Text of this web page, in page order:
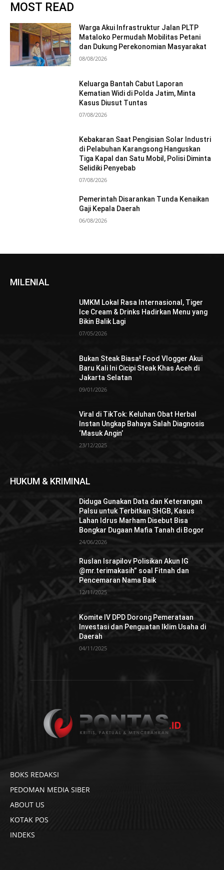
MOST READ
Warga Akui Infrastruktur Jalan PLTP
Mataloko Permudah Mobilitas Petani
dan Dukung Perekonomian Masyarakat
08/08/2026
Keluarga Bantah Cabut Laporan
Kematian Widi di Polda Jatim, Minta
Kasus Diusut Tuntas
07/08/2026
Kebakaran Saat Pengisian Solar Industri
di Pelabuhan Karangsong Hanguskan
Tiga Kapal dan Satu Mobil, Polisi Diminta
Selidiki Penyebab
07/08/2026
Pemerintah Disarankan Tunda Kenaikan
Gaji Kepala Daerah
06/08/2026
MILENIAL
UMKM Lokal Rasa Internasional, Tiger
Ice Cream & Drinks Hadirkan Menu yang
Bikin Balik Lagi
07/05/2026
Bukan Steak Biasa! Food Vlogger Akui
Baru Kali Ini Cicipi Steak Khas Aceh di
Jakarta Selatan
09/01/2026
Viral di TikTok: Keluhan Obat Herbal
Instan Ungkap Bahaya Salah Diagnosis
‘Masuk Angin’
23/12/2025
HUKUM & KRIMINAL
Diduga Gunakan Data dan Keterangan
Palsu untuk Terbitkan SHGB, Kasus
Lahan Idrus Marham Disebut Bisa
Bongkar Dugaan Mafia Tanah di Bogor
24/06/2026
Ruslan Israpilov Polisikan Akun IG
@mr.terimakasih” soal Fitnah dan
Pencemaran Nama Baik
12/11/2025
Komite IV DPD Dorong Pemerataan
Investasi dan Penguatan Iklim Usaha di
Daerah
04/11/2025
BOKS REDAKSI
PEDOMAN MEDIA SIBER
ABOUT US
KOTAK POS
INDEKS